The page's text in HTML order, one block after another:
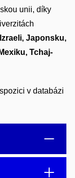
unii, díky
Japonsku,
Tchaj-
v databázi